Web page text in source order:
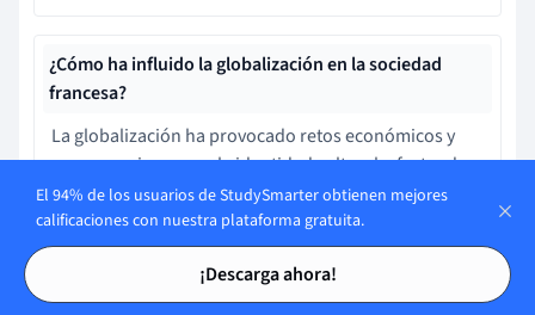
Tarjetas de estudio
Tarjetas de estudio
¿Cómo ha influido la globalización en la sociedad
francesa?
La globalización ha provocado retos económicos y
preocupaciones por la identidad cultural, afectando a
la seguridad laboral, a las industrias locales y
suscitando debates sobre el imperialismo cultural.
El 94% de los usuarios de StudySmarter obtienen mejores
calificaciones con nuestra plataforma gratuita.
¡Descarga ahora!